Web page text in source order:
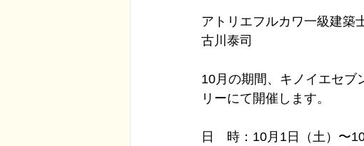
アトリエフルカワ一級建築
古川泰司
10月の期間、キノイエセブ
リーにて開催します。
日　時：10月1日（土）〜